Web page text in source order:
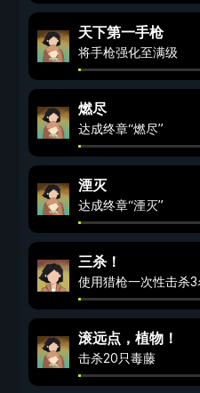
天下第一手枪
将手枪强化至满级
燃尽
达成终章“燃尽”
湮灭
达成终章“湮灭”
三杀！
使用猎枪一次性击杀3
滚远点，植物！
击杀20只毒藤